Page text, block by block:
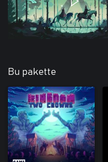
Bu pakette